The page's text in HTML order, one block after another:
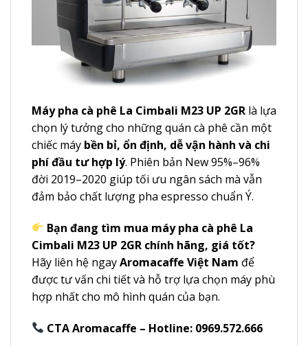
Máy pha cà phê La Cimbali M23 UP 2GR là lựa
chọn lý tưởng cho những quán cà phê cần một
chiếc máy bền bỉ, ổn định, dễ vận hành và chi
phí đầu tư hợp lý. Phiên bản New 95%–96%
đời 2019–2020 giúp tối ưu ngân sách mà vẫn
đảm bảo chất lượng pha espresso chuẩn Ý.
Bạn đang tìm mua máy pha cà phê La
Cimbali M23 UP 2GR chính hãng, giá tốt?
Hãy liên hệ ngayAromacaffe Việt Nam để
được tư vấn chi tiết và hỗ trợ lựa chọn máy phù
hợp nhất cho mô hình quán của bạn.
CTA Aromacaffe – Hotline: 0969.572.666